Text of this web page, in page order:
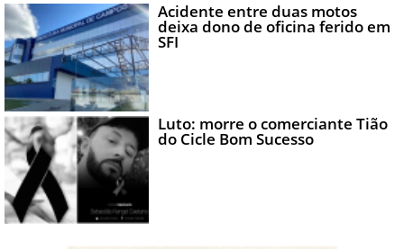
Acidente entre duas motos
deixa dono de oficina ferido em
SFI
Luto: morre o comerciante Tião
do Cicle Bom Sucesso